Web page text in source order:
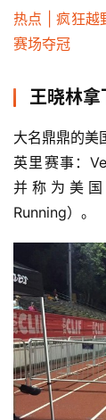
比
赛
观
察
装
备
训
练
视
热点 | 疯狂越
赛场夺冠
王晓林
大名鼎鼎的美
英里赛事：
并称为美
Running）。